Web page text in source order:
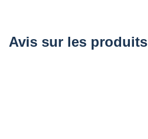
Avis sur les produits